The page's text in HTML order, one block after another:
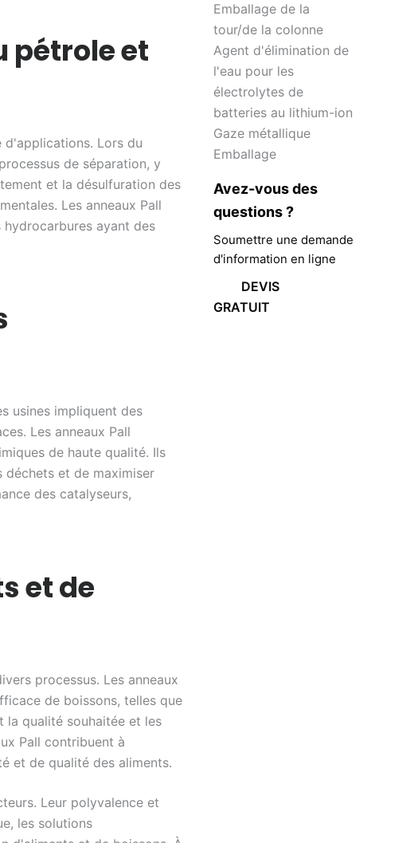
pétrole et
d'applications. Lors du
de séparation, y
et la désulfuration des
Les anneaux Pall
ayant des
usines impliquent des
Les anneaux Pall
de haute qualité. Ils
et de maximiser
des catalyseurs,
et de
processus. Les anneaux
de boissons, telles que
la qualité souhaitée et les
Pall contribuent à
et de qualité des aliments.
Leur polyvalence et
les solutions
Emballage de la
tour/de la colonne
Agent d'élimination de
l'eau pour les
électrolytes de
batteries au lithium-ion
Gaze métallique
Emballage
Avez-vous des
questions ?
Soumettre une demande
d'information en ligne
DEVIS
GRATUIT